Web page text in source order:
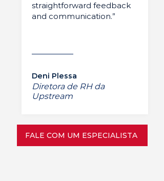
straightforward feedback
and communication.”
Deni Plessa
Diretora de RH da
Upstream
FALE COM UM ESPECIALISTA